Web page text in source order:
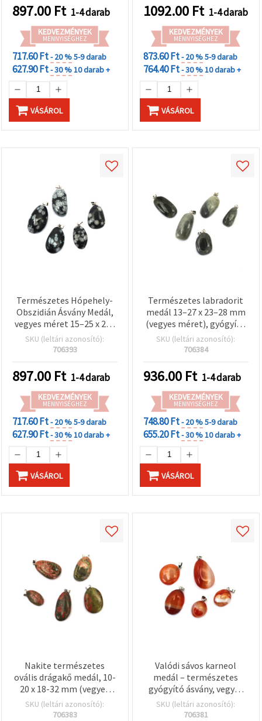
897.00 Ft 1-4 darab
KEDVEZMÉNYEK
MENNYISÉGHEZ
717.60 Ft- 20 %5-9 darab
627.90 Ft- 30 %10 darab +
VÁSÁROL
1092.00 Ft 1-4 darab
KEDVEZMÉNYEK
MENNYISÉGHEZ
873.60 Ft- 20 %5-9 darab
764.40 Ft- 30 %10 darab +
VÁSÁROL
Természetes Hópehely-
Obszidián Ásvány Medál,
vegyes méret 15–25 x 22–
30 mm
SKU (leltári azonosító):
706393
897.00 Ft 1-4 darab
KEDVEZMÉNYEK
MENNYISÉGHEZ
717.60 Ft- 20 %5-9 darab
627.90 Ft- 30 %10 darab +
VÁSÁROL
Természetes labradorit
medál 13–27 x 23–28 mm
(vegyes méret), gyógyító
kristály
SKU (leltári azonosító):
706384
936.00 Ft 1-4 darab
KEDVEZMÉNYEK
MENNYISÉGHEZ
748.80 Ft- 20 %5-9 darab
655.20 Ft- 30 %10 darab +
VÁSÁROL
Nakite természetes
ovális drágakő medál, 10-
20 x 18-32 mm (vegyes
méretek), DIY nyaklánc-
és ékszerkészítéshez
SKU (leltári azonosító):
706383
Valódi sávos karneol
medál – természetes
gyógyító ásvány, vegyes
méret 10–22x12–28 mm
SKU (leltári azonosító):
706381